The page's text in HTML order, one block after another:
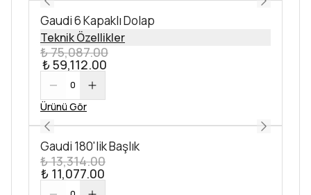
Gaudi 6 Kapaklı Dolap
Teknik Özellikler
₺ 75,087.00
₺ 59,112.00
0
Ürünü Gör
Gaudi 180'lik Başlık
₺ 13,314.00
₺ 11,077.00